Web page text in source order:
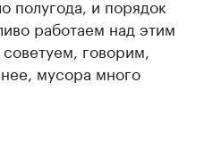
полугода, и порядок
работаем над этим
говорим,
мусора много